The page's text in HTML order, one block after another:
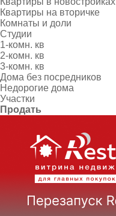
Квартиры на вторичке
Комнаты и доли
Студии
1-комн. кв
2-комн. кв
3-комн. кв
Дома без посредников
Недорогие дома
Участки
Продать